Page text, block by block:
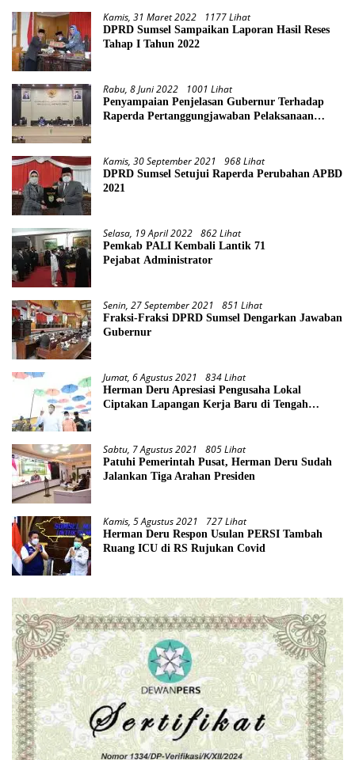
Kamis, 31 Maret 2022 1177 Lihat
DPRD Sumsel Sampaikan Laporan Hasil Reses
Tahap I Tahun 2022
Rabu, 8 Juni 2022 1001 Lihat
Penyampaian Penjelasan Gubernur Terhadap
Raperda Pertanggungjawaban Pelaksanaan
Kamis, 30 September 2021 968 Lihat
DPRD Sumsel Setujui Raperda Perubahan APBD
2021
Selasa, 19 April 2022 862 Lihat
Pemkab PALI Kembali Lantik 71
Pejabat Administrator
Senin, 27 September 2021 851 Lihat
Fraksi-Fraksi DPRD Sumsel Dengarkan Jawaban
Gubernur
Jumat, 6 Agustus 2021 834 Lihat
Herman Deru Apresiasi Pengusaha Lokal
Ciptakan Lapangan Kerja Baru di Tengah
Sabtu, 7 Agustus 2021 805 Lihat
Patuhi Pemerintah Pusat, Herman Deru Sudah
Jalankan Tiga Arahan Presiden
Kamis, 5 Agustus 2021 727 Lihat
Herman Deru Respon Usulan PERSI Tambah
Ruang ICU di RS Rujukan Covid